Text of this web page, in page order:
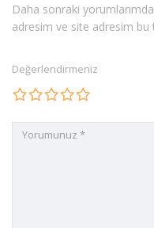
Daha sonraki
adresim ve site adresim bu
Değerlendirmeniz